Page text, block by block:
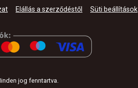
Elállás a szerződéstől Süti beállítások
jog fenntartva.